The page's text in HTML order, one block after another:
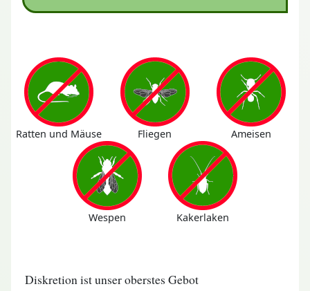
Ratten und Mäuse Fliegen Ameisen
Wespen Kakerlaken
Diskretion ist unser oberstes Gebot